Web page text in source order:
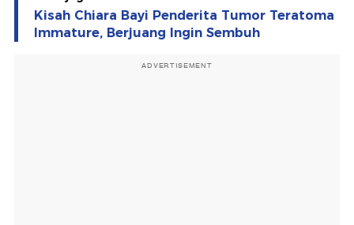
Kisah Chiara Bayi Penderita Tumor Teratoma
Immature, Berjuang Ingin Sembuh
ADVERTISEMENT